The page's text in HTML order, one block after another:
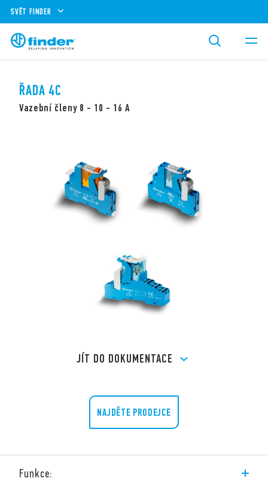
SVĚT FINDER
ŘADA 4C
Vazební členy 8 - 10 - 16 A
JÍT DO DOKUMENTACE
NAJDĚTE PRODEJCE
Funkce: